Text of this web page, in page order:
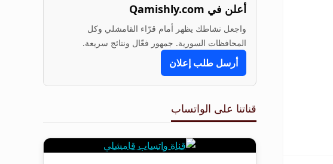
أعلن في Qamishly.com
واجعل نشاطك يظهر أمام قرّاء القامشلي وكل
المحافظات السورية. جمهور فعّال ونتائج سريعة.
أرسل طلب إعلان
قناتنا على الواتساب